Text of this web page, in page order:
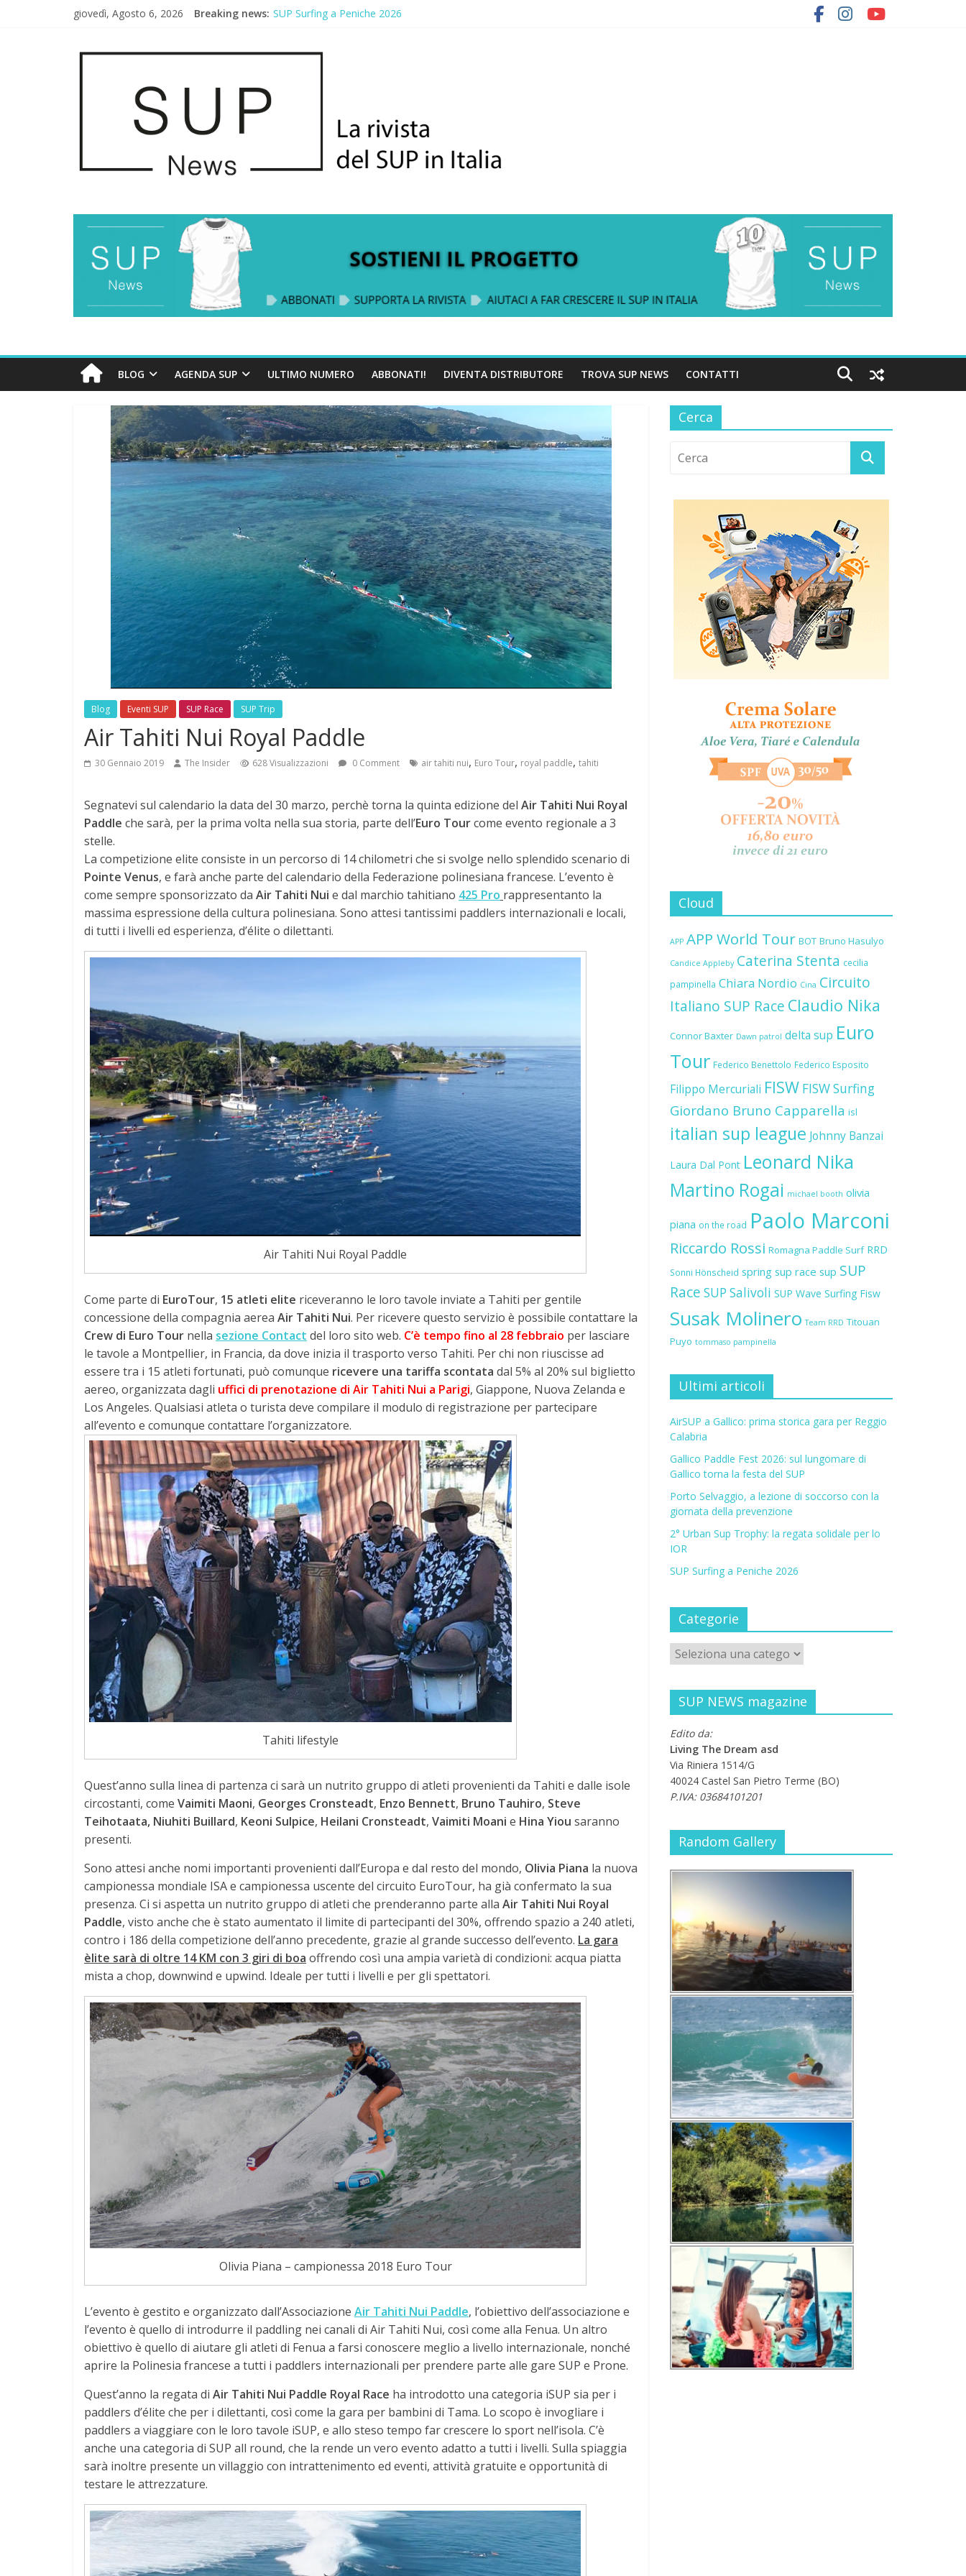
giovedì, Agosto 6, 2026 Breaking news: SUP Surfing a Peniche 2026
BLOG AGENDA SUP ULTIMO NUMERO ABBONATI! DIVENTA DISTRIBUTORE TROVA SUP NEWS CONTATTI
Blog Eventi SUP SUP Race SUP Trip
Air Tahiti Nui Royal Paddle
30 Gennaio 2019 The Insider 628 Visualizzazioni 0 Comment air tahiti nui, Euro Tour, royal paddle, tahiti
Segnatevi sul calendario la data del 30 marzo, perchè torna la quinta edizione del Air Tahiti Nui Royal
Paddle che sarà, per la prima volta nella sua storia, parte dell’Euro Tourcome evento regionale a 3
stelle.
La competizione elite consiste in un percorso di 14 chilometri che si svolge nello splendido scenario di
Pointe Venus, e farà anche parte del calendario della Federazione polinesiana francese. L’evento è
come sempre sponsorizzato da Air Tahiti Nui e dal marchio tahitiano 425 Pro rappresentanto la
massima espressione della cultura polinesiana. Sono attesi tantissimi paddlers internazionali e locali,
di tutti i livelli ed esperienza, d’élite o dilettanti.
Air Tahiti Nui Royal Paddle
Come parte di EuroTour, 15 atleti elite riceveranno le loro tavole inviate a Tahiti per gentile
concessione della compagnia aerea Air Tahiti Nui. Per ricevere questo servizio è possibile contattare la
Crew di Euro Tour nella sezione Contact del loro sito web. C’è tempo fino al 28 febbraio per lasciare
le tavole a Montpellier, in Francia, da dove inizia il trasporto verso Tahiti. Per chi non riuscisse ad
essere tra i 15 atleti fortunati, può comunque ricevere una tariffa scontata dal 5% al ​​20% sul biglietto
aereo, organizzata dagli uffici di prenotazione di Air Tahiti Nui a Parigi, Giappone, Nuova Zelanda e
Los Angeles. Qualsiasi atleta o turista deve compilare il modulo di registrazione per partecipare
all’evento e comunque contattare l’organizzatore.
Tahiti lifestyle
Quest’anno sulla linea di partenza ci sarà un nutrito gruppo di atleti provenienti da Tahiti e dalle isole
circostanti, come Vaimiti Maoni, Georges Cronsteadt, Enzo Bennett, Bruno Tauhiro, Steve
Teihotaata, Niuhiti Buillard, Keoni Sulpice, Heilani Cronsteadt, Vaimiti Moani e Hina Yiou saranno
presenti.
Sono attesi anche nomi importanti provenienti dall’Europa e dal resto del mondo, Olivia Piana la nuova
campionessa mondiale ISA e campionessa uscente del circuito EuroTour, ha già confermato la sua
presenza. Ci si aspetta un nutrito gruppo di atleti che prenderanno parte alla Air Tahiti Nui Royal
Paddle, visto anche che è stato aumentato il limite di partecipanti del 30%, offrendo spazio a 240 atleti,
contro i 186 della competizione dell’anno precedente, grazie al grande successo dell’evento. La gara
èlite sarà di oltre 14 KM con 3 giri di boa offrendo così una ampia varietà di condizioni: acqua piatta
mista a chop, downwind e upwind. Ideale per tutti i livelli e per gli spettatori.
Olivia Piana – campionessa 2018 Euro Tour
L’evento è gestito e organizzato dall’Associazione Air Tahiti Nui Paddle, l’obiettivo dell’associazione e
l’evento è quello di introdurre il paddling nei canali di Air Tahiti Nui, così come alla Fenua. Un altro
obiettivo è quello di aiutare gli atleti di Fenua a farsi conoscere meglio a livello internazionale, nonché
aprire la Polinesia francese a tutti i paddlers internazionali per prendere parte alle gare SUP e Prone.
Quest’anno la regata di Air Tahiti Nui Paddle Royal Race ha introdotto una categoria iSUP sia per i
paddlers d’élite che per i dilettanti, così come la gara per bambini di Tama. Lo scopo è invogliare i
paddlers a viaggiare con le loro tavole iSUP, e allo steso tempo far crescere lo sport nell’isola. C’è
anche una categoria di SUP all round, che la rende un vero evento adatto a tutti i livelli. Sulla spiaggia
sarà inoltre presente un villaggio con intrattenimento ed eventi, attività gratuite e opportunità di
testare le attrezzature.
Cerca
Cloud
APP APP World Tour BOT Bruno Hasulyo
Candice Appleby Caterina Stenta cecilia
pampinella Chiara Nordio Cina Circuito
Italiano SUP Race Claudio Nika
Connor Baxter Dawn patrol delta sup Euro
Tour Federico Benettolo Federico Esposito
Filippo Mercuriali FISW FISW Surfing
Giordano Bruno Capparella isl
italian sup league Johnny Banzai
Laura Dal Pont Leonard Nika
Martino Rogai michael booth olivia
piana on the road Paolo Marconi
Riccardo Rossi Romagna Paddle Surf RRD
Sonni Hönscheid spring sup race sup SUP
Race SUP Salivoli SUP Wave Surfing Fisw
Susak Molinero Team RRD Titouan
Puyo tommaso pampinella
Ultimi articoli
AirSUP a Gallico: prima storica gara per Reggio
Calabria
Gallico Paddle Fest 2026: sul lungomare di
Gallico torna la festa del SUP
Porto Selvaggio, a lezione di soccorso con la
giornata della prevenzione
2° Urban Sup Trophy: la regata solidale per lo
IOR
SUP Surfing a Peniche 2026
Categorie
SUP NEWS magazine
Edito da:
Living The Dream asd
Via Riniera 1514/G
40024 Castel San Pietro Terme (BO)
P.IVA: 03684101201
Random Gallery